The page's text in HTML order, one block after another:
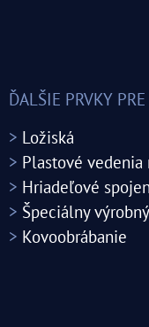
ĎALŠIE PRVKY
> Ložiská
> Plastové vedenia
> Hriadeľové
> Špeciálny
> Kovoobrábanie